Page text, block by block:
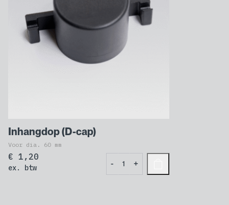
Inhangdop (D-cap)
Voor dia. 60 mm
€ 1,20
ex. btw - +